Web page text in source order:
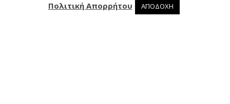
0 0 προϊόντα στο καλάθι
Πολιτική Απορρήτου
ΑΠΟΔΟΧΗ